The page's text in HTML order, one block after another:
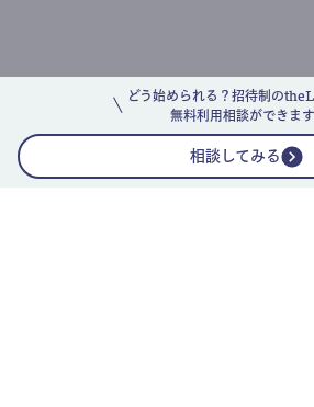
どう始められる？招待制の
無料利用相談ができます
相談してみる